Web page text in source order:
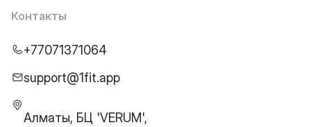
Контакты
+77071371064
support@1fit.app
Алматы, БЦ 'VERUM',